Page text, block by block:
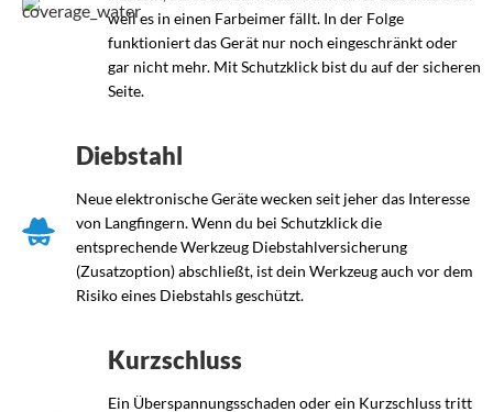
weil es in einen Farbeimer fällt. In der Folge
funktioniert das Gerät nur noch eingeschränkt oder
gar nicht mehr. Mit Schutzklick bist du auf der sicheren
Seite.
Diebstahl
Neue elektronische Geräte wecken seit jeher das Interesse
von Langfingern. Wenn du bei Schutzklick die
entsprechende Werkzeug Diebstahlversicherung
(Zusatzoption) abschließt, ist dein Werkzeug auch vor dem
Risiko eines Diebstahls geschützt.
Kurzschluss
Ein Überspannungsschaden oder ein Kurzschluss tritt